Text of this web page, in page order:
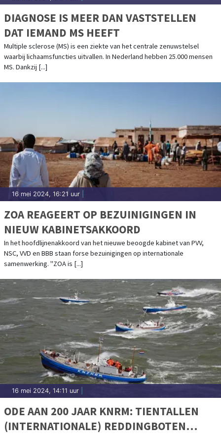
DIAGNOSE IS MEER DAN VASTSTELLEN
DAT IEMAND MS HEEFT
Multiple sclerose (MS) is een ziekte van het centrale zenuwstelsel
waarbij lichaamsfuncties uitvallen. In Nederland hebben 25.000 mensen
MS. Dankzij [...]
16 mei 2024, 16:21 uur
ZOA REAGEERT OP BEZUINIGINGEN IN
NIEUW KABINETSAKKOORD
In het hoofdlijnenakkoord van het nieuwe beoogde kabinet van PVV,
NSC, VVD en BBB staan forse bezuinigingen op internationale
samenwerking. "ZOA is [...]
16 mei 2024, 14:11 uur
ODE AAN 200 JAAR KNRM: TIENTALLEN
(INTERNATIONALE) REDDINGBOTEN